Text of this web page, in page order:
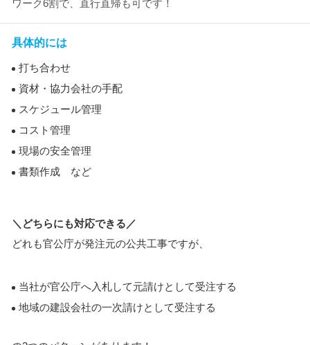
ワーク6割で、直行直帰も可です！
具体的には
打ち合わせ
資材・協力会社の手配
スケジュール管理
コスト管理
現場の安全管理
書類作成 など
＼どちらにも対応できる／
どれも官公庁が発注元の公共工事ですが、
当社が官公庁へ入札して元請けとして受注する
地域の建設会社の一次請けとして受注する